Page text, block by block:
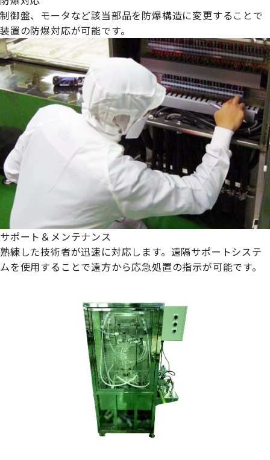
制御盤、モータなど該当部品を防爆構造に変更することで
装置の防爆対応が可能です。
サポート＆メンテナンス
熟練した技術者が迅速に対応します。遠隔サポートシステ
ムを使用することで遠方から応急処置の指示が可能です。